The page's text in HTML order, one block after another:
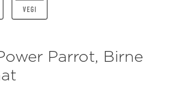
Parrot, Birne